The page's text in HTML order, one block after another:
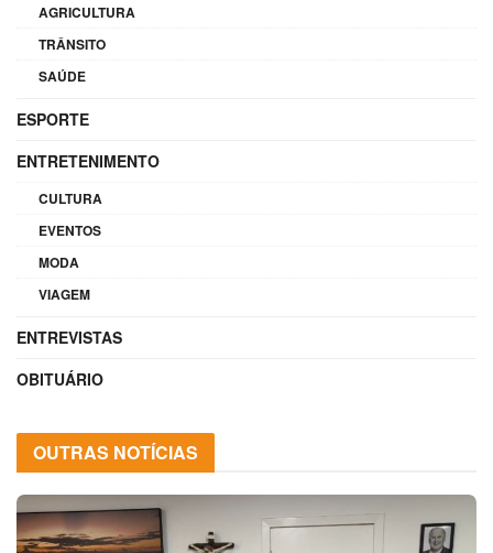
AGRICULTURA
TRÂNSITO
SAÚDE
ESPORTE
ENTRETENIMENTO
CULTURA
EVENTOS
MODA
VIAGEM
ENTREVISTAS
OBITUÁRIO
OUTRAS NOTÍCIAS